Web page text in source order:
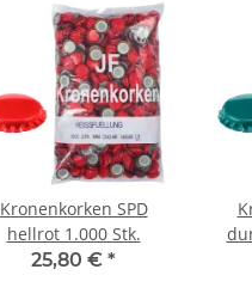
Kronenkorken SPD
hellrot 1.000 Stk.
25,80 € *